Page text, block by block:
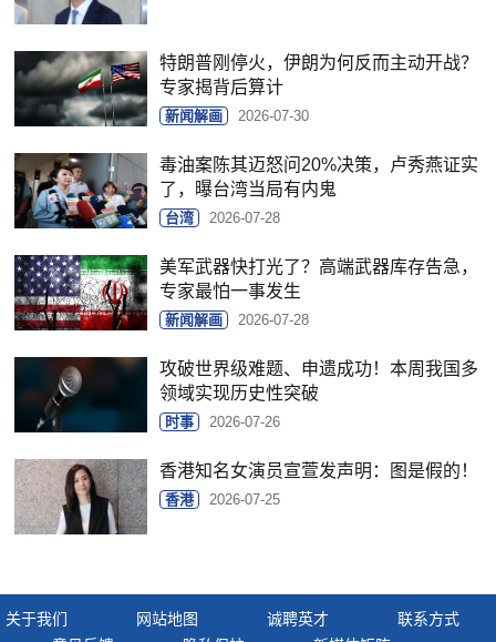
特朗普刚停火，伊朗为何反而主动开战？
专家揭背后算计
新闻解画 2026-07-30
毒油案陈其迈怒问20%决策，卢秀燕证实
了，曝台湾当局有内鬼
台湾 2026-07-28
美军武器快打光了？高端武器库存告急，
专家最怕一事发生
新闻解画 2026-07-28
攻破世界级难题、申遗成功！本周我国多
领域实现历史性突破
时事 2026-07-26
香港知名女演员宣萱发声明：图是假的！
香港 2026-07-25
关于我们 网站地图 诚聘英才
联系方式